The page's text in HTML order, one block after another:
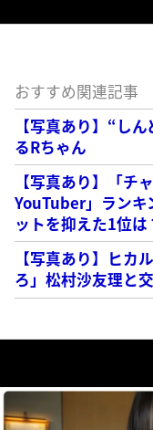
おすすめ関連記事
【写真あり】“し
るRちゃん
【写真あり】「チ
YouTuber」ラン
ットを抑えた1位は
【写真あり】ヒカ
ろ」松村沙友理と